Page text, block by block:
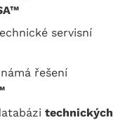
servisní
řešení
technických